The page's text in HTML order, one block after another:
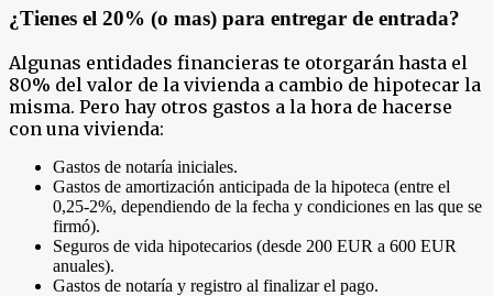
¿Tienes el 20% (o mas) para entregar de entrada?
Algunas entidades financieras te otorgarán hasta el
80% del valor de la vivienda a cambio de hipotecar la
misma. Pero hay otros gastos a la hora de hacerse
con una vivienda:
Gastos de notaría iniciales.
Gastos de amortización anticipada de la hipoteca (entre el
0,25-2%, dependiendo de la fecha y condiciones en las que se
firmó).
Seguros de vida hipotecarios (desde 200 EUR a 600 EUR
anuales).
Gastos de notaría y registro al finalizar el pago.